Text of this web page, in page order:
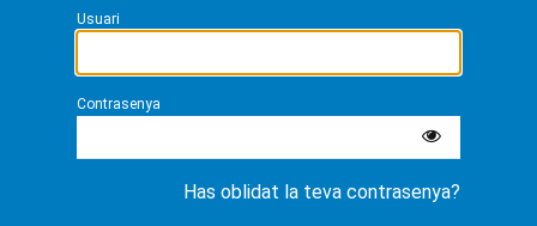
Usuari
Contrasenya
Has oblidat la teva contrasenya?